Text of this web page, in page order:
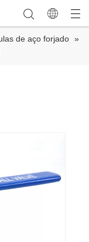
de aço forjado »